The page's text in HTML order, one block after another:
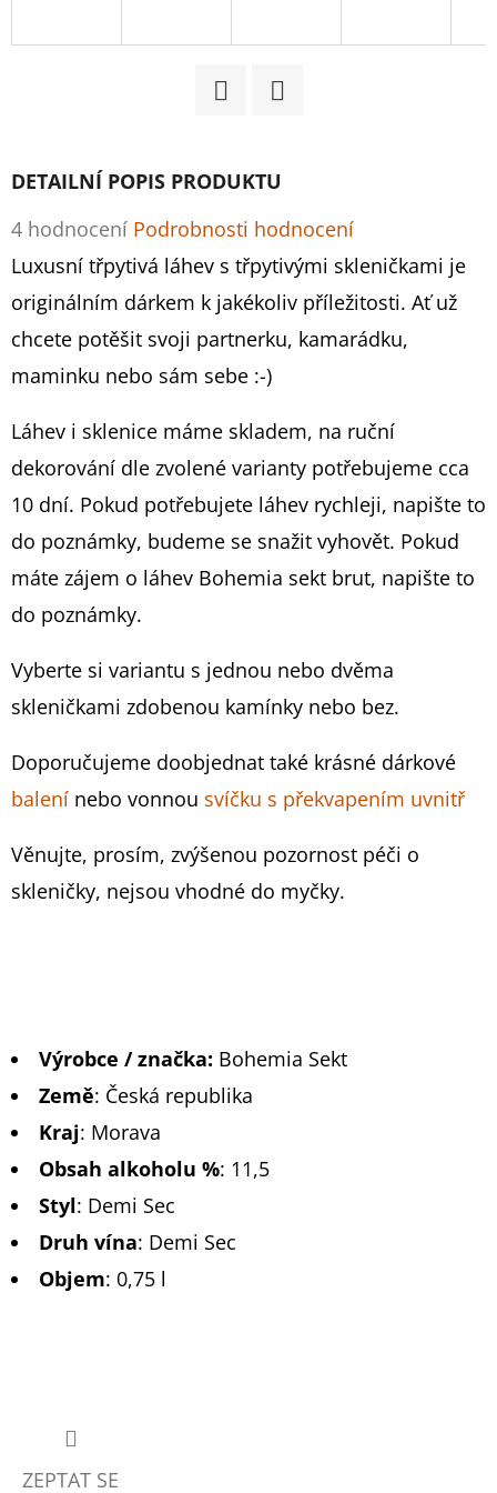
DETAILNÍ POPIS PRODUKTU
Průměrné
hodnocení
produktu
je
4,5
5
hvězdiček.
4 hodnocení Podrobnosti hodnocení
Luxusní třpytivá láhev s třpytivými skleničkami je
originálním dárkem k jakékoliv příležitosti. Ať už
chcete potěšit svoji partnerku, kamarádku,
maminku nebo sám sebe :-)
Láhev i sklenice máme skladem, na ruční
dekorování dle zvolené varianty potřebujeme cca
10 dní. Pokud potřebujete láhev rychleji, napište to
do poznámky, budeme se snažit vyhovět. Pokud
máte zájem o láhev Bohemia sekt brut, napište to
do poznámky.
Vyberte si variantu s jednou nebo dvěma
skleničkami zdobenou kamínky nebo bez.
Doporučujeme doobjednat také krásné dárkové
balení nebo vonnou svíčku s překvapením uvnitř
Věnujte, prosím, zvýšenou pozornost péči o
skleničky, nejsou vhodné do myčky.
Výrobce / značka: Bohemia Sekt
Země: Česká republika
Kraj: Morava
Obsah alkoholu %: 11,5
Styl: Demi Sec
Druh vína: Demi Sec
Objem: 0,75 l
ZEPTAT SE
D
R
U
Č
U
J
E
M
E
WAJDA
Kč